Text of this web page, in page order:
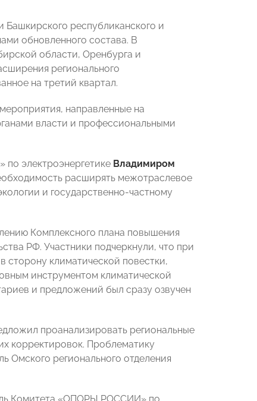
Башкирского республиканского и
обновленного состава. В
области, Оренбурга и
регионального
на третий квартал.
направленные на
власти и профессиональными
электроэнергетике Владимиром
расширять межотраслевое
и государственно-частному
Комплексного плана повышения
РФ. Участники подчеркнули, что при
климатической повестки,
инструментом климатической
и предложений был сразу озвучен
проанализировать региональные
корректировок. Проблематику
Омского регионального отделения